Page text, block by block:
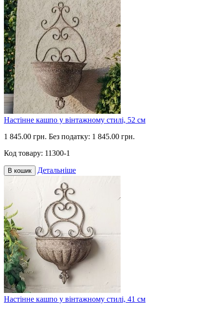
Настінне кашпо у вінтажному стилі, 52 см
1 845.00 грн. Без податку: 1 845.00 грн.
Код товару: 11300-1
В кошик Детальніше
Настінне кашпо у вінтажному стилі, 41 см